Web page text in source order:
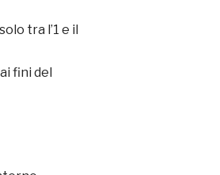
tra l’1 e il
fini del